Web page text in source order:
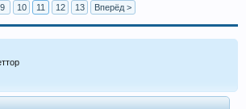
9 10 11 12 13 Вперёд >